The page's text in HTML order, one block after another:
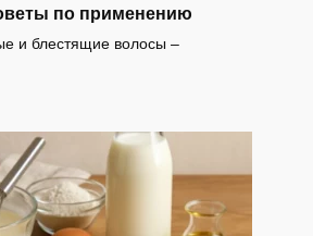
по применению
и блестящие волосы –